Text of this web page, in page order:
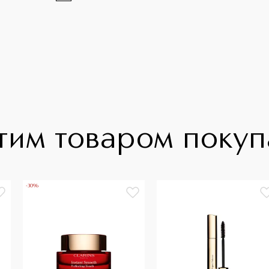
товаром
-30%